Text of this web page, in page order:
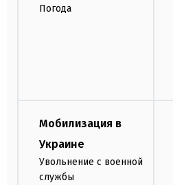
Погода
Мобилизация в
Украине
Увольнение с военной
службы